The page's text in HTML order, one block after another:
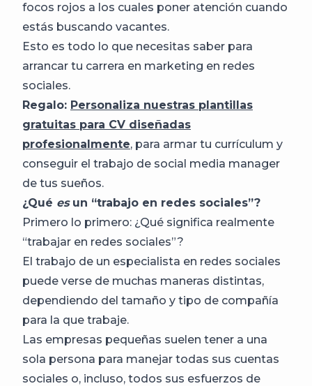
focos rojos a los cuales poner atención cuando
estás buscando vacantes.
Esto es todo lo que necesitas saber para
arrancar tu carrera en marketing en redes
sociales.
Regalo: Personaliza nuestras plantillas
gratuitas para CV diseñadas
profesionalmente, para armar tu currículum y
conseguir el trabajo de social media manager
de tus sueños.
¿Qué esun “trabajo en redes sociales”?
Primero lo primero: ¿Qué significa realmente
“trabajar en redes sociales”?
El trabajo de un especialista en redes sociales
puede verse de muchas maneras distintas,
dependiendo del tamaño y tipo de compañía
para la que trabaje.
Las empresas pequeñas suelen tener a una
sola persona para manejar todas sus cuentas
sociales o, incluso, todos sus esfuerzos de